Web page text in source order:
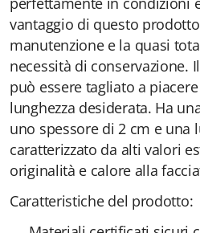
vantaggio di questo
manutenzione e la quasi
necessità di conservazione.
può essere tagliato a
lunghezza desiderata. Ha
uno spessore di 2 cm e una
caratterizzato da alti valori
originalità e calore alla
Caratteristiche del prodotto: